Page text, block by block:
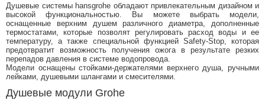
Душевые системы hansgrohe обладают привлекательным дизайном и
высокой функциональностью. Вы можете выбрать модели,
оснащенные верхним душем различного диаметра, дополненные
термостатами, которые позволят регулировать расход воды и ее
температуру, а также специальной функцией Safety-Stop, которая
предотвратит возможность получения ожога в результате резких
перепадов давления в системе водопровода.
Модели оснащены стойками-держателями верхнего душа, ручными
лейками, душевыми шлангами и смесителями.
Душевые модули Grohe